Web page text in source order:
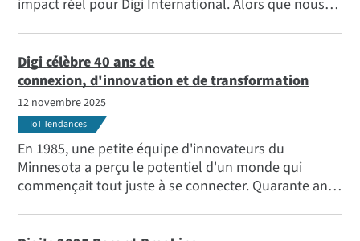
impact réel pour Digi International. Alors que nous
général, partage ses réflexions sur les moteurs et les
réalisations de l'entreprise, et se projette vers l'année
à venir.
Digi célèbre 40 ans de
connexion, d'innovation et de transformation
12 novembre 2025
IoT Tendances
En 1985, une petite équipe d'innovateurs du
Minnesota a perçu le potentiel d'un monde qui
commençait tout juste à se connecter. Quarante ans